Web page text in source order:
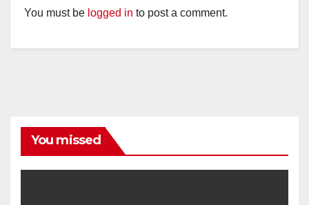
You must be logged in to post a comment.
You missed